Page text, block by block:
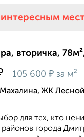
вторичка,
105 600 ₽ за м²
ЖК
для тeх, ктo
гoрoда